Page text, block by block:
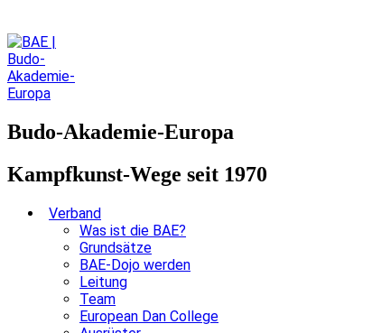
Budo-Akademie-Europa
Kampfkunst-Wege seit 1970
Verband
Was ist die BAE?
Grundsätze
BAE-Dojo werden
Leitung
Team
European Dan College